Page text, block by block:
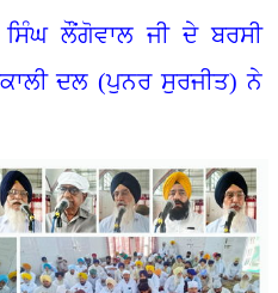
ਲੌਂਗੋਵਾਲ ਜੀ ਦੇ ਬਰਸੀ
ਦਲ (ਪੁਨਰ ਸੁਰਜੀਤ) ਨੇ